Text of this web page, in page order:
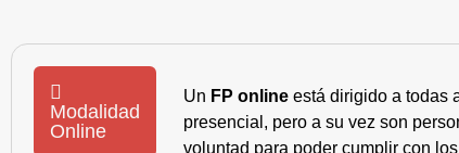
Modalidad
Online
Un FP online está dirigido a todas
presencial, pero a su vez son
voluntad para poder cumplir con